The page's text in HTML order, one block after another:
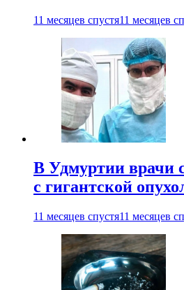
11 месяцев спустя11 месяцев
В Удмуртии врачи
с гигантской
11 месяцев спустя11 месяцев